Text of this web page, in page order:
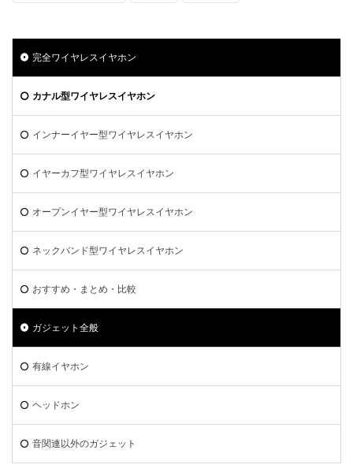
完全ワイヤレスイヤホン
カナル型ワイヤレスイヤホン
インナーイヤー型ワイヤレスイヤホン
イヤーカフ型ワイヤレスイヤホン
オープンイヤー型ワイヤレスイヤホン
ネックバンド型ワイヤレスイヤホン
おすすめ・まとめ・比較
ガジェット全般
有線イヤホン
ヘッドホン
音関連以外のガジェット